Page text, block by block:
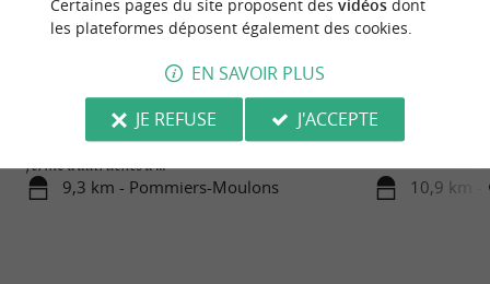
PLANTES & PLUMES À POMMIERS-
MOULONS : VISITE D'UN ÉLEVAGE
D'AUTRUCHES EN HAUTE-SAINTONGE Une
ferme d'autruches à ...
9,3 km - Pommiers-Moulons
DÉCOUVRIR
CHARENTE-
ancré dans la
10,9 km -
Certaines pages du site proposent des vidéosdont
les plateformes déposent également des cookies.
EN SAVOIR PLUS
JE REFUSE
J'ACCEPTE